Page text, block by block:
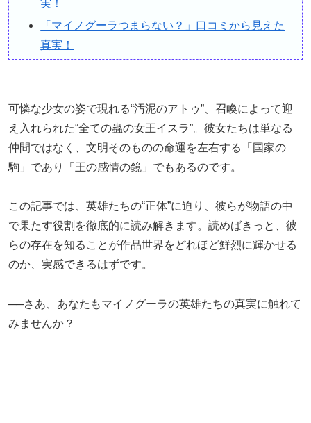
実！
「マイノグーラつまらない？」口コミから見えた
真実！
可憐な少女の姿で現れる“汚泥のアトゥ”、召喚によって迎
え入れられた“全ての蟲の女王イスラ”。彼女たちは単なる
仲間ではなく、文明そのものの命運を左右する「国家の
駒」であり「王の感情の鏡」でもあるのです。
この記事では、英雄たちの“正体”に迫り、彼らが物語の中
で果たす役割を徹底的に読み解きます。読めばきっと、彼
らの存在を知ることが作品世界をどれほど鮮烈に輝かせる
のか、実感できるはずです。
──さあ、あなたもマイノグーラの英雄たちの真実に触れて
みませんか？